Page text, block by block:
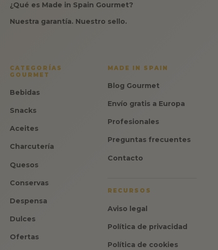
¿Qué es Made in Spain Gourmet?
Nuestra garantía. Nuestro sello.
CATEGORÍAS
GOURMET
Bebidas
Snacks
Aceites
Charcutería
Quesos
Conservas
Despensa
Dulces
Ofertas
MADE IN SPAIN
Blog Gourmet
Envío gratis a Europa
Profesionales
Preguntas frecuentes
Contacto
RECURSOS
Aviso legal
Política de privacidad
Política de cookies